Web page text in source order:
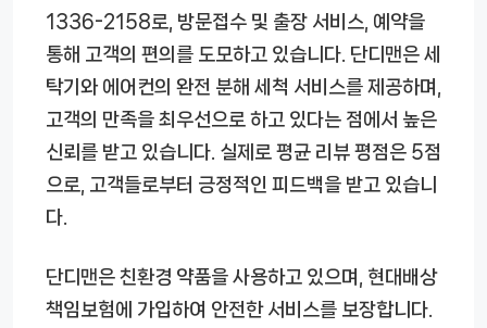
1336-2158로, 방문접수 및 출장 서비스, 예약을
통해 고객의 편의를 도모하고 있습니다. 단디맨은 세
탁기와 에어컨의 완전 분해 세척 서비스를 제공하며,
고객의 만족을 최우선으로 하고 있다는 점에서 높은
신뢰를 받고 있습니다. 실제로 평균 리뷰 평점은 5점
으로, 고객들로부터 긍정적인 피드백을 받고 있습니
다.
단디맨은 친환경 약품을 사용하고 있으며, 현대배상
책임보험에 가입하여 안전한 서비스를 보장합니다.